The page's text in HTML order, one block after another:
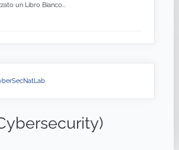
un Libro Bianco...